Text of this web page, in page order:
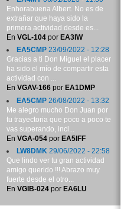
Enhorabuena Albert. No es de
extrañar que haya sido la
primera actividad desde es...
En VGL-104por EA3IW
EA5CMP23/09/2022 - 12:28
Gracias a ti Don Miguel el placer
ha sido el mío de compartir esta
actividad con ...
En VGAV-166por EA1DMP
EA5CMP26/08/2022 - 13:32
Me alegro mucho Don Juan por
tu trayectoria que poco a poco te
vas superando, incl...
En VGA-054por EA5IFF
LW8DMK29/06/2022 - 22:58
Que lindo ver tu gran actividad
amigo querido !!! Abrazo muy
fuerte desde el otro...
En VGIB-024por EA6LU